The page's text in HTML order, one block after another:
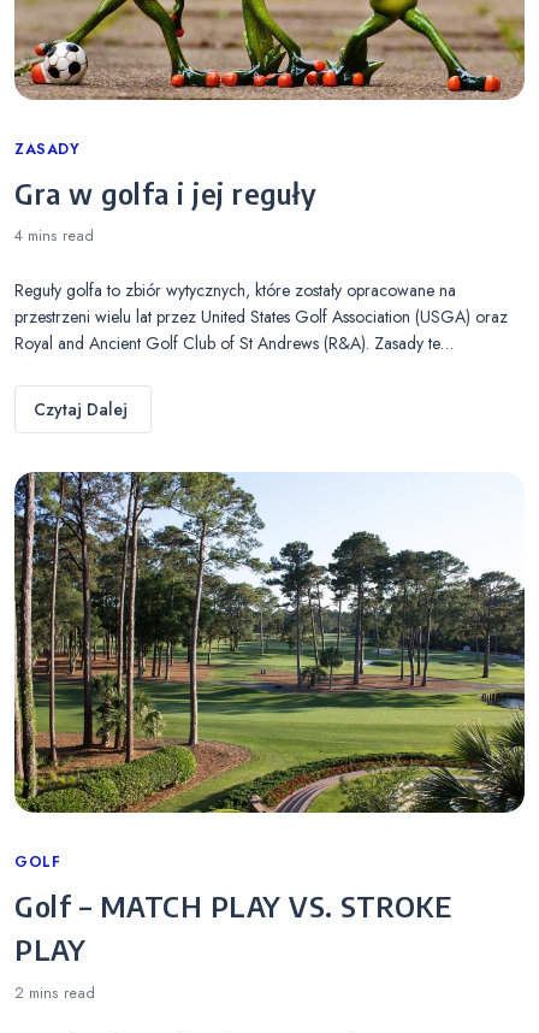
Categories
ZASADY
Gra w golfa i jej reguły
4 mins read
Reguły golfa to zbiór wytycznych, które zostały opracowane na
przestrzeni wielu lat przez United States Golf Association (USGA) oraz
Royal and Ancient Golf Club of St Andrews (R&A). Zasady te…
Czytaj Dalej
Categories
GOLF
Golf – MATCH PLAY VS. STROKE
PLAY
2 mins read